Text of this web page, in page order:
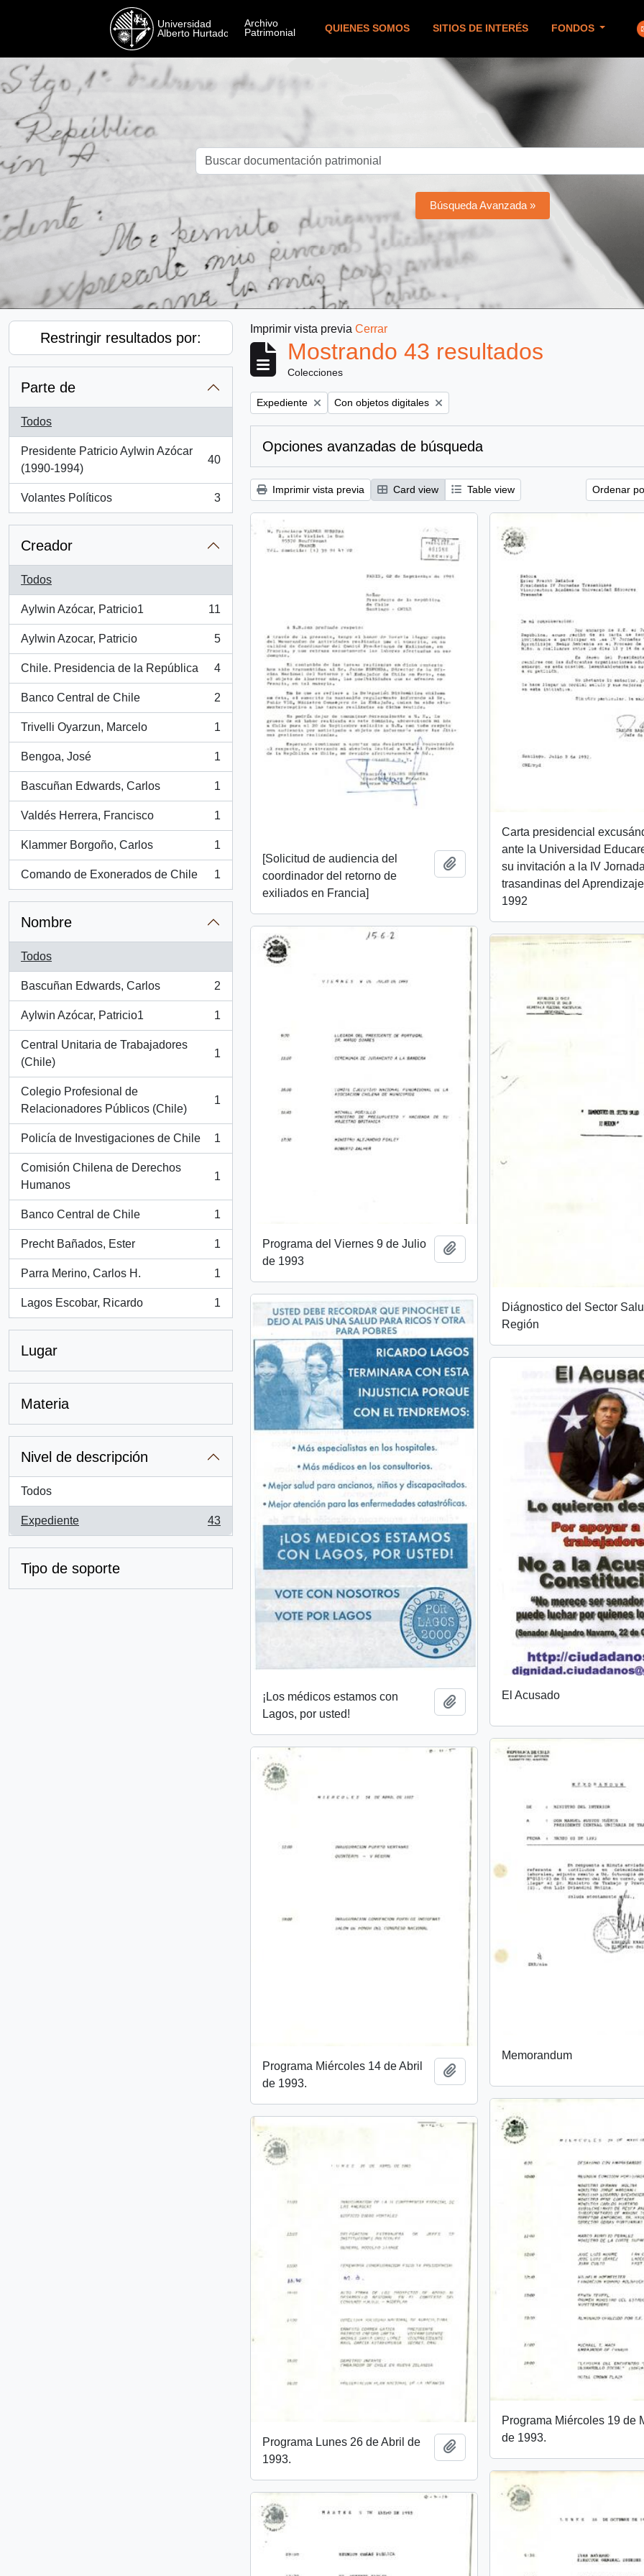
QUIENES SOMOS SITIOS DE INTERÉS FONDOS
Búsqueda Avanzada »
Restringir resultados por:
Parte de
Todos
Presidente Patricio Aylwin Azócar
(1990-1994)
, 40 resultados
40
Volantes Políticos
, 3 resultados
3
Creador
Todos
Aylwin Azócar, Patricio1
, 11 resultados
11
Aylwin Azocar, Patricio
, 5 resultados
5
Chile. Presidencia de la República
, 4 resultados
4
Banco Central de Chile
, 2 resultados
2
Trivelli Oyarzun, Marcelo
, 1 resultados
1
Bengoa, José
, 1 resultados
1
Bascuñan Edwards, Carlos
, 1 resultados
1
Valdés Herrera, Francisco
, 1 resultados
1
Klammer Borgoño, Carlos
, 1 resultados
1
Comando de Exonerados de Chile
, 1 resultados
1
Nombre
Todos
Bascuñan Edwards, Carlos
, 2 resultados
2
Aylwin Azócar, Patricio1
, 1 resultados
1
Central Unitaria de Trabajadores
(Chile)
, 1 resultados
1
Colegio Profesional de
Relacionadores Públicos (Chile)
, 1 resultados
1
Policía de Investigaciones de Chile
, 1 resultados
1
Comisión Chilena de Derechos
Humanos
, 1 resultados
1
Banco Central de Chile
, 1 resultados
1
Precht Bañados, Ester
, 1 resultados
1
Parra Merino, Carlos H.
, 1 resultados
1
Lagos Escobar, Ricardo
, 1 resultados
1
Lugar
Materia
Nivel de descripción
Todos
Expediente
, 43 resultados
43
Tipo de soporte
Imprimir vista previa Cerrar
Mostrando 43 resultados
Colecciones
Remove filter:
Expediente Remove filter:
Con objetos digitales
Opciones avanzadas de búsqueda
Imprimir vista previa Card view Table view Ordenar
[Solicitud de audiencia del
coordinador del retorno de
exiliados en Francia]
Añadir al portapapeles
Carta presidencial
ante la Universidad
su invitación a la IV
trasandinas del
1992
Programa del Viernes 9 de Julio
de 1993
Diágnostico del Sector
Región
¡Los médicos estamos con
Lagos, por usted!
Añadir al portapapeles
El Acusado
Memorandum
Programa Miércoles 14 de Abril
de 1993.
Programa Miércoles 19 de
de 1993.
Programa Lunes 26 de Abril de
1993.